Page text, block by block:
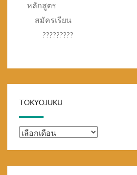
หลักสูตร
สมัครเรียน
?????????
TOKYOJUKU
TOKYOJUKU